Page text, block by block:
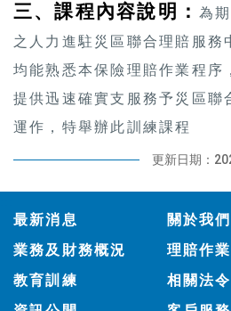
三、課程內容說明：為
之人力進駐災區聯合理賠服務
均能熟悉本保險理賠作業程序
提供迅速確實支服務予災區聯
運作，特舉辦此訓練課程
更新日期：
最新消息
關於我們
業務及財務概況
理賠作業
教育訓練
相關法令